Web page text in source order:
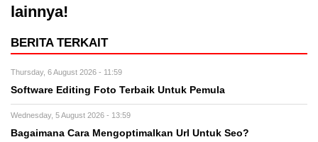
lainnya!
BERITA TERKAIT
Thursday, 6 August 2026 - 11:59
Software Editing Foto Terbaik Untuk Pemula
Wednesday, 5 August 2026 - 13:59
Bagaimana Cara Mengoptimalkan Url Untuk Seo?